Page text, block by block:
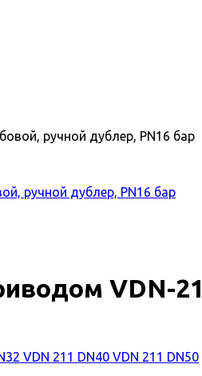
ручной дублер, PN16 бар
VDN-
VDN 211 DN40 VDN 211 DN50